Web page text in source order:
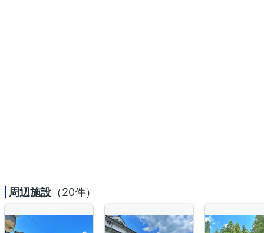
周辺施設 （20件）